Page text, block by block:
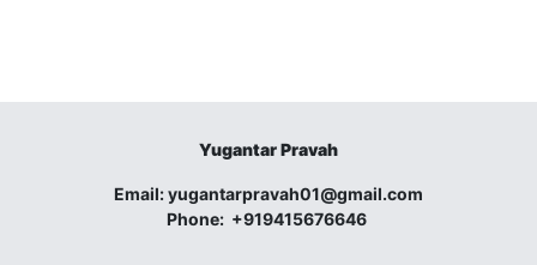
Yugantar Pravah
Email:yugantarpravah01@gmail.com
Phone: +919415676646